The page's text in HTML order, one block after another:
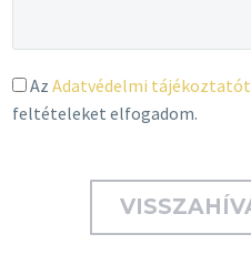
Az Adatvédelmi tájékoztatót
feltételeket elfogadom.